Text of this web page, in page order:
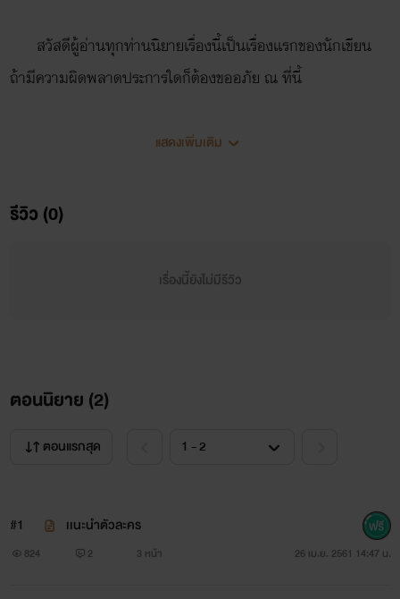
สวัสดีผู้อ่านทุกท่านนิยายเรื่องนี้เป็นเรื่องเเรกของนักเขียน
ถ้ามีความผิดพลาดประการใดก็ต้องขออภัย ณ ที่นี้
เรื่องย่อ นิดๆ
ผู้ชายคนนั้นจะสามารถชนะใจเด็กหนุ่มบ้านจนได้รึเปล่า หรือเด็ก
นี้จะเป็นอย่างไร
แสดงเพิ่มเติม
รีวิว (0)
เรื่องนี้ยังไม่มีรีวิว
ตอนนิยาย (2)
ตอนแรกสุด
#1 เเนะนำตัวละคร
824 2 3 หน้า 26 เม.ย. 2561 14:47 น.